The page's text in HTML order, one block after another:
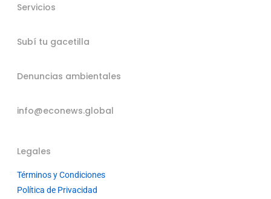
Servicios
Subí tu gacetilla
Denuncias ambientales
info@econews.global
Legales
Términos y Condiciones
Política de Privacidad